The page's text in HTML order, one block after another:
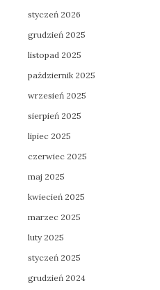
styczeń 2026
grudzień 2025
listopad 2025
październik 2025
wrzesień 2025
sierpień 2025
lipiec 2025
czerwiec 2025
maj 2025
kwiecień 2025
marzec 2025
luty 2025
styczeń 2025
grudzień 2024